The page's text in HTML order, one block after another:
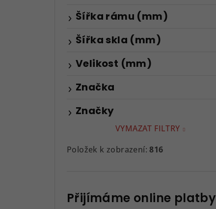
Značky
Šířka rámu (mm)
Šířka skla (mm)
Velikost (mm)
Značka
VYMAZAT FILTRY
Položek k zobrazení:816
Přijímáme online platby